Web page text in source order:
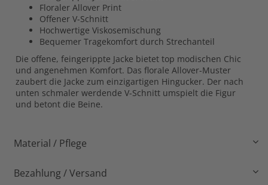
Floraler Allover Print
Offener V-Schnitt
Hochwertige Viskosemischung
Bequemer Tragekomfort durch Strechanteil
Die offene, feingerippte Jacke bietet top modischen Chic
und angenehmen Komfort. Das florale Allover-Muster
zaubert die Jacke zum einzigartigen Hingucker. Der nach
unten schmaler werdende V-Schnitt umspielt die Figur
und betont die Beine.
Material / Pflege
Bezahlung / Versand